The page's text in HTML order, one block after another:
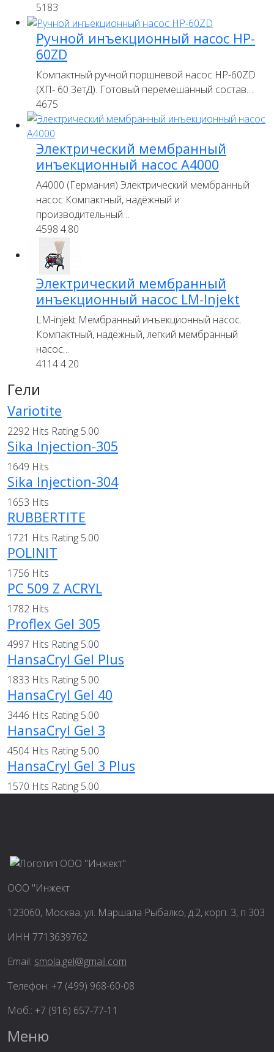
5183
Ручной инъекционный насос HP-
60ZD
Компактный ручной поршневой насос HP-60ZD
(ХП- 60 ЗетД). Готовый перемешанный состав…
4675
Электрический мембранный
инъекционный насос А4000
A4000 (Германия) Электрический мембранный
насос Компактный, надёжный и
производительный…
4598 4.80
Электрический мембранный
инъекционный насос LM-Injekt
LM-injekt Мембранный инъекционный насос.
Компактный, надёжный, легкий мембранный
насос…
41144.20
Гели
Variotite
2292 Hits Rating 5.00
Sika Injection-305
1649 Hits
Sika Injection-304
1653 Hits
RUBBERTITE
1721 Hits Rating 5.00
POLINIT
1756 Hits
PC 509 Z ACRYL
1782 Hits
Proflex Gel 305
4997 Hits Rating 5.00
HansaCryl Gel Plus
1833 Hits Rating 5.00
HansaCryl Gel 40
3446 Hits Rating 5.00
HansaCryl Gel 3
4504 Hits Rating 5.00
HansaCryl Gel 3 Plus
1570 Hits Rating 5.00
ООО "Инжект
123060, Москва, ул. Маршала Рыбалко, д.2, корп. 3, п 303
ИНН 7713639762
Email: smola.gel@gmail.com
Телефон: +7 (499) 968-60-08
Моб.: +7 (916) 657-77-11
Меню